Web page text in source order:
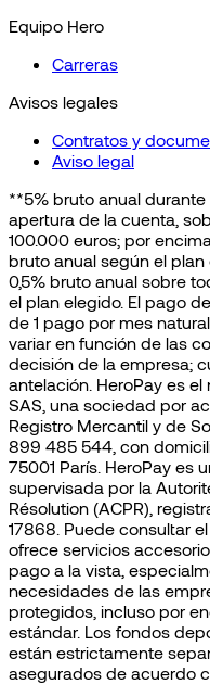
Equipo Hero
Carreras
Avisos legales
Contratos y
Aviso legal
**5% bruto anual
apertura de la cuenta,
100.000 euros; por
bruto anual según el plan
0,5% bruto anual sobre
el plan elegido. El pago
de 1 pago por mes
variar en función de las
decisión de la empresa;
antelación. HeroPay es
SAS, una sociedad por
Registro Mercantil y de
899 485 544, con
75001 París. HeroPay es
supervisada por la
Résolution (ACPR),
17868. Puede consultar
ofrece servicios
pago a la vista,
necesidades de las
protegidos, incluso por
estándar. Los fondos
están estrictamente
asegurados de acuerdo